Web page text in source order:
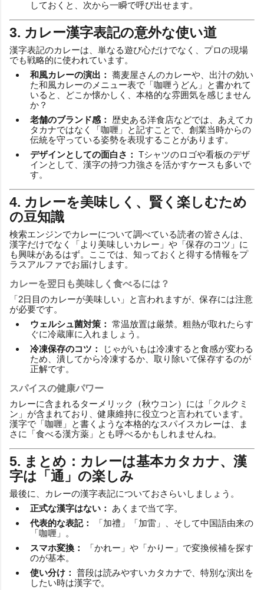
しておくと、次から一瞬で呼び出せます。
3. カレー漢字表記の意外な使い道
漢字表記のカレーは、単なる遊び心だけでなく、プロの現場
でも戦略的に使われています。
和風カレーの演出： 蕎麦屋さんのカレーや、出汁の効い
た和風カレーのメニュー表で「咖喱うどん」と書かれて
いると、どこか懐かしく、本格的な雰囲気を感じません
か？
老舗のブランド感：
歴史ある洋食店などでは、あえてカ
タカナではなく「咖喱」と記すことで、創業当時からの
伝統を守っている姿勢を表現することがあります。
デザインとしての面白さ： Tシャツのロゴや看板のデザ
インとして、漢字の持つ力強さを活かすケースも多いで
す。
4. カレーを美味しく、賢く楽しむため
の豆知識
検索エンジンでカレーについて調べている読者の皆さんは、
漢字だけでなく「より美味しいカレー」や「保存のコツ」に
も興味があるはず。ここでは、知っておくと得する情報をプ
ラスアルファでお届けします。
カレーを翌日も美味しく食べるには？
「2日目のカレーが美味しい」と言われますが、保存には注意
が必要です。
ウェルシュ菌対策： 常温放置は厳禁。粗熱が取れたらす
ぐに冷蔵庫に入れましょう。
冷凍保存のコツ：
じゃがいもは冷凍すると食感が変わる
ため、潰してから冷凍するか、取り除いて保存するのが
正解です。
スパイスの健康パワー
カレーに含まれるターメリック（秋ウコン）には「クルクミ
ン」が含まれており、健康維持に役立つと言われています。
漢字で「咖喱」と書くような本格的なスパイスカレーは、ま
さに「食べる漢方薬」とも呼べるかもしれませんね。
5. まとめ：カレーは基本カタカナ、漢
字は「通」の楽しみ
最後に、カレーの漢字表記についておさらいしましょう。
正式な漢字はない：
あくまで当て字。
代表的な表記：
「加禮」「加雷」、そして中国語由来の
「咖喱」。
スマホ変換：
「かれー」や「かりー」で変換候補を探す
のが基本。
使い分け： 普段は読みやすいカタカナで、特別な演出を
したい時は漢字で。